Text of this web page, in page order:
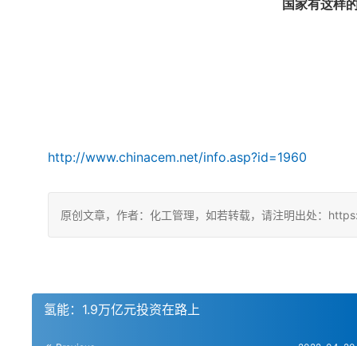
国家有这样
http://www.chinacem.net/info.asp?id=1960
原创文章，作者：化工管理，如若转载，请注明出处：
氢能：1.9万亿元投资在路上